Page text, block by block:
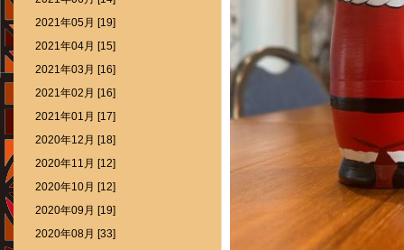
2021年05月 [19]
2021年04月 [15]
2021年03月 [16]
2021年02月 [16]
2021年01月 [17]
2020年12月 [18]
2020年11月 [12]
2020年10月 [12]
2020年09月 [19]
2020年08月 [33]